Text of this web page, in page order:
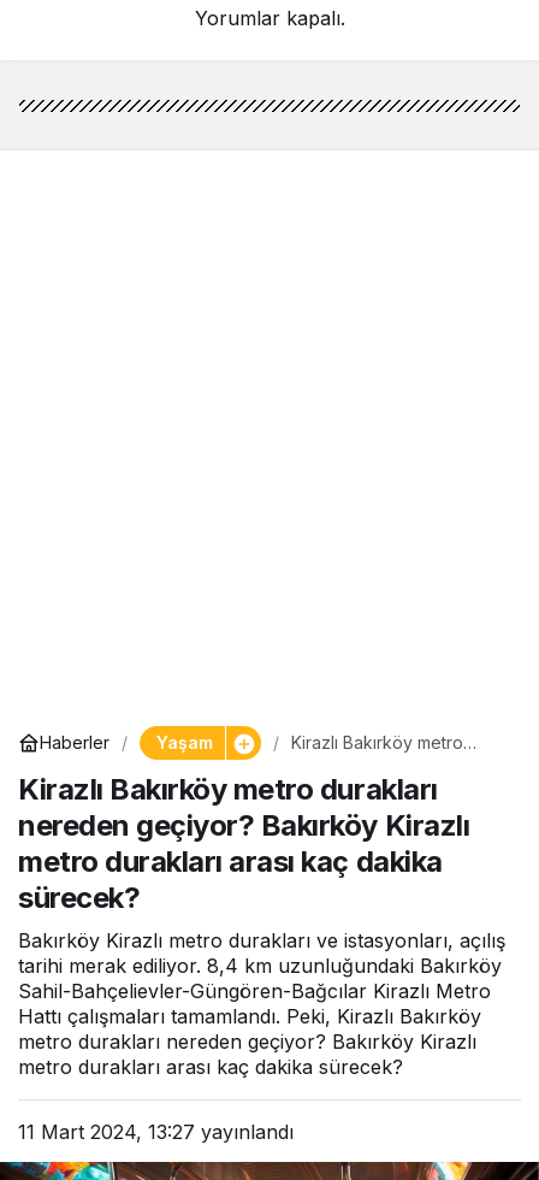
Yorumlar kapalı.
Haberler Yaşam
Kirazlı Bakırköy metro
Bakırköy Kirazlı metro
durakları arası kaç dakika
sürecek?
Kirazlı Bakırköy metro durakları
nereden geçiyor? Bakırköy Kirazlı
metro durakları arası kaç dakika
sürecek?
Bakırköy Kirazlı metro durakları ve istasyonları, açılış
tarihi merak ediliyor. 8,4 km uzunluğundaki Bakırköy
Sahil-Bahçelievler-Güngören-Bağcılar Kirazlı Metro
Hattı çalışmaları tamamlandı. Peki, Kirazlı Bakırköy
metro durakları nereden geçiyor? Bakırköy Kirazlı
metro durakları arası kaç dakika sürecek?
11 Mart 2024, 13:27 yayınlandı